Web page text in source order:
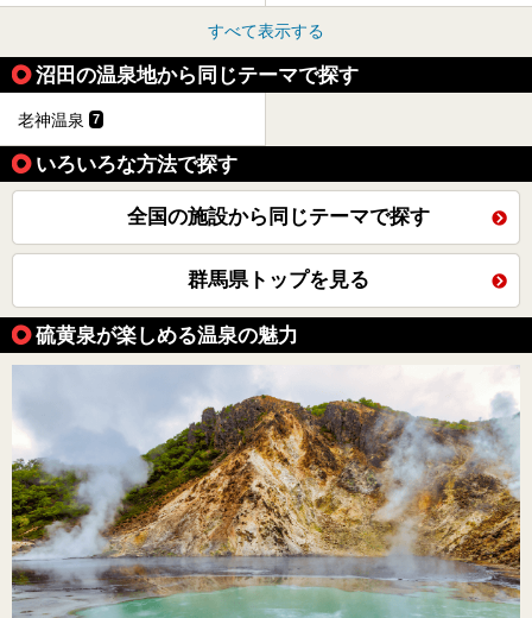
すべて表示する
沼田の温泉地から同じテーマで探す
老神温泉 7
いろいろな方法で探す
全国の施設から同じテーマで探す
群馬県トップを見る
硫黄泉が楽しめる温泉の魅力